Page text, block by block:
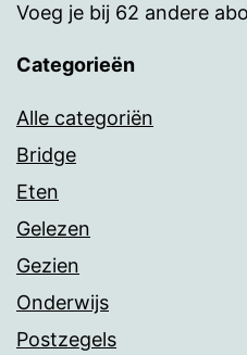
Voeg je bij 62 andere
Categorieën
Alle categoriën
Bridge
Eten
Gelezen
Gezien
Onderwijs
Postzegels